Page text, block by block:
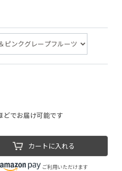
どでお届け可能です
カートに入れる
ご利用いただけます